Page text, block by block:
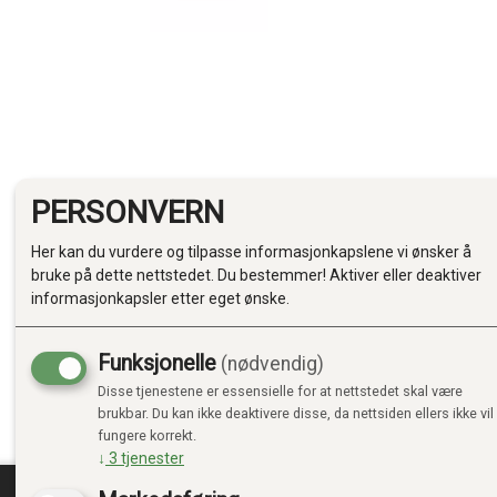
PERSONVERN
Her kan du vurdere og tilpasse informasjonkapslene vi ønsker å
bruke på dette nettstedet. Du bestemmer! Aktiver eller deaktiver
informasjonkapsler etter eget ønske.
Funksjonelle (nødvendig)
Disse tjenestene er essensielle for at nettstedet skal være
brukbar. Du kan ikke deaktivere disse, da nettsiden ellers ikke vil
fungere korrekt.
↓ 3 tjenester